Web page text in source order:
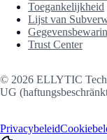
Toegankelijkheid
Lijst van
Trust Center
© 2026 ELLYTIC
UG
Privacybeleid